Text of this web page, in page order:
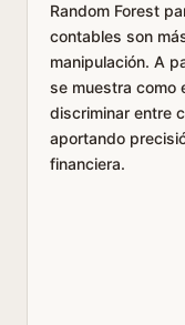
Random Forest
contables son
manipulación. A
se muestra como
discriminar entre
aportando
financiera.